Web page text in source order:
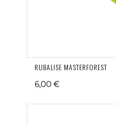
RUBALISE MASTERFOREST
6,00 €